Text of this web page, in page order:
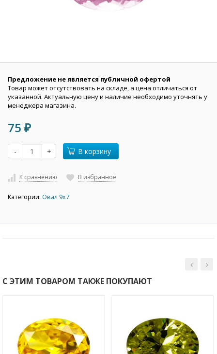
Предложение не является публичной офертой
Товар может отсутствовать на складе, а цена отличаться от
указанной. Актуальную цену и наличие необходимо уточнять у
менеджера магазина.
75 ₽
- + В корзину
К сравнению В избранное
Категории: Овал 9х7
С ЭТИМ ТОВАРОМ ТАКЖЕ ПОКУПАЮТ